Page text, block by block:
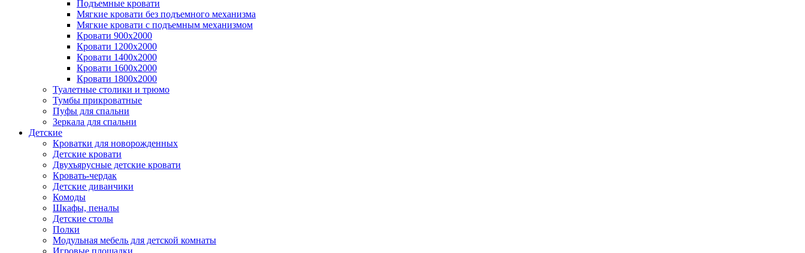
Подъемные кровати
Мягкие кровати без подъемного механизма
Мягкие кровати с подъемным механизмом
Кровати 900х2000
Кровати 1200х2000
Кровати 1400х2000
Кровати 1600х2000
Кровати 1800х2000
Туалетные столики и трюмо
Тумбы прикроватные
Пуфы для спальни
Зеркала для спальни
Детские
Кроватки для новорожденных
Детские кровати
Двухъярусные детские кровати
Кровать-чердак
Детские диванчики
Комоды
Шкафы, пеналы
Детские столы
Полки
Модульная мебель для детской комнаты
Игровые площадки